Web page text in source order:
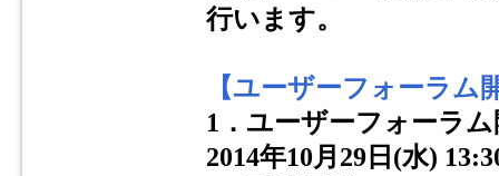
行います。
【ユーザーフォーラム
1．ユーザーフォーラ
2014年10月29日(水)